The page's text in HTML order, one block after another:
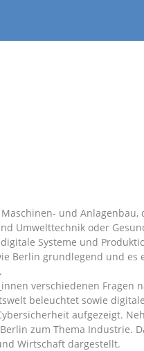
und Anlagenbau,
Umwelttechnik oder
Systeme und
Berlin grundlegend und es
verschiedenen Fragen
beleuchtet sowie
aufgezeigt.
zum Thema Industrie.
Wirtschaft dargestellt.